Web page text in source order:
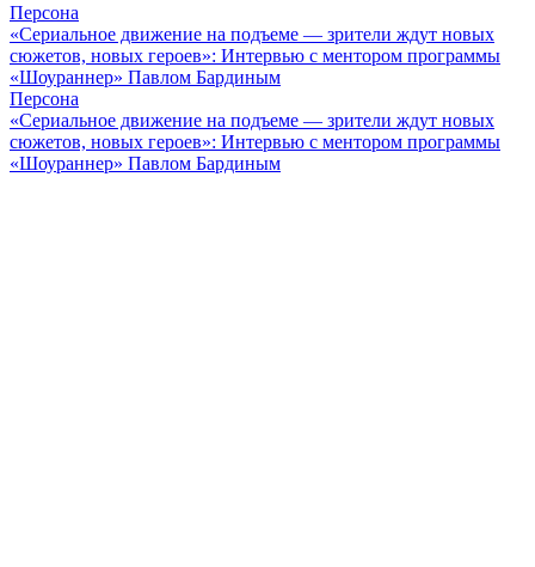
Персона
«Сериальное движение на подъеме — зрители ждут новых
сюжетов, новых героев»: Интервью с ментором программы
«Шоураннер» Павлом Бардиным
Персона
«Сериальное движение на подъеме — зрители ждут новых
сюжетов, новых героев»: Интервью с ментором программы
«Шоураннер» Павлом Бардиным